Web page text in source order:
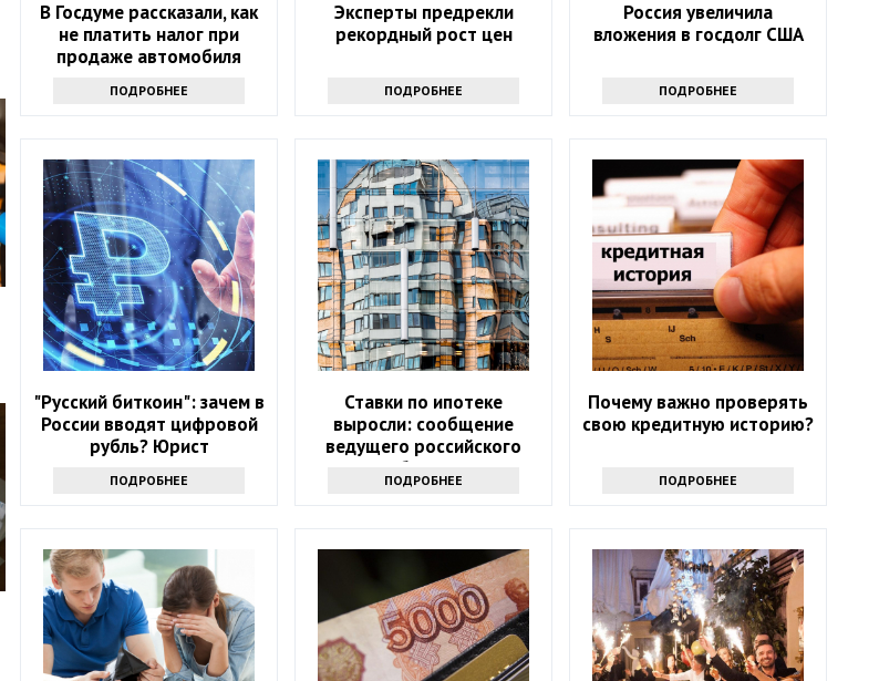
В Госдуме рассказали, как
не платить налог при
продаже автомобиля
ПОДРОБНЕЕ
Эксперты предрекли
рекордный рост цен
ПОДРОБНЕЕ
Россия увеличила
вложения в госдолг США
ПОДРОБНЕЕ
"Русский биткоин": зачем в
России вводят цифровой
рубль? Юрист
ПОДРОБНЕЕ
Ставки по ипотеке
выросли: сообщение
ведущего российского
банка
ПОДРОБНЕЕ
Почему важно проверять
свою кредитную историю?
ПОДРОБНЕЕ